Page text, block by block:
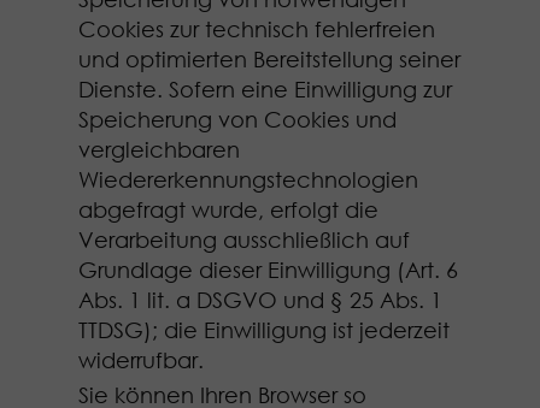
Cookies zur technisch fehlerfreien
und optimierten Bereitstellung seiner
Dienste. Sofern eine Einwilligung zur
Speicherung von Cookies und
vergleichbaren
Wiedererkennungstechnologien
abgefragt wurde, erfolgt die
Verarbeitung ausschließlich auf
Grundlage dieser Einwilligung (Art. 6
Abs. 1 lit. a DSGVO und § 25 Abs. 1
TTDSG); die Einwilligung ist jederzeit
widerrufbar.
Sie können Ihren Browser so